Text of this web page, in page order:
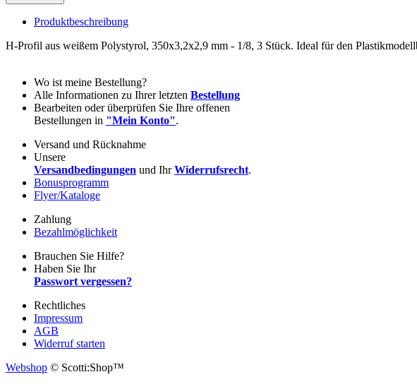
Produktbeschreibung
H-Profil aus weißem Polystyrol, 350x3,2x2,9 mm - 1/8, 3 Stück. Ideal für den
Wo ist meine Bestellung?
Alle Informationen zu Ihrer letzten Bestellung
Bearbeiten oder überprüfen Sie Ihre offenen
Bestellungen in "Mein Konto".
Versand und Rücknahme
Unsere
Versandbedingungen und IhrWiderrufsrecht.
Bonusprogramm
Flyer/Kataloge
Zahlung
Bezahlmöglichkeit
Brauchen Sie Hilfe?
Haben Sie Ihr
Passwort vergessen?
Rechtliches
Impressum
AGB
Widerruf starten
Webshop © Scotti:Shop™